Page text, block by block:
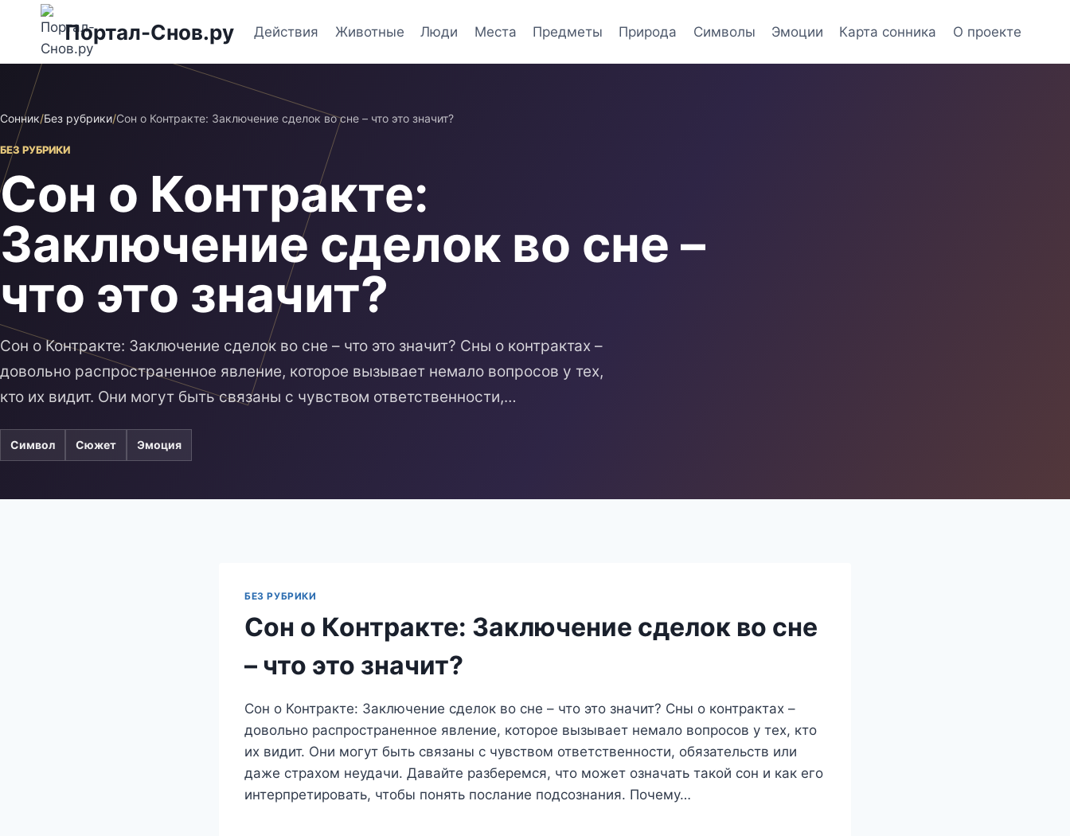
Перейти
содержимому
Портал-Снов.ру Действия Животные Люди Места Предметы Природа Символы Эмоции Карта сонника О проекте
Сонник/Без рубрики/Сон о Контракте: Заключение сделок во сне – что это значит?
БЕЗ РУБРИКИ
Сон о Контракте:
Заключение сделок во сне –
что это значит?
Сон о Контракте: Заключение сделок во сне – что это значит? Сны о контрактах –
довольно распространенное явление, которое вызывает немало вопросов у тех,
кто их видит. Они могут быть связаны с чувством ответственности,…
Символ Сюжет Эмоция
БЕЗ РУБРИКИ
Сон о Контракте: Заключение сделок во сне
– что это значит?
Сон о Контракте: Заключение сделок во сне – что это значит? Сны о контрактах –
довольно распространенное явление, которое вызывает немало вопросов у тех, кто
их видит. Они могут быть связаны с чувством ответственности, обязательств или
даже страхом неудачи. Давайте разберемся, что может означать такой сон и как его
интерпретировать, чтобы понять послание подсознания. Почему…